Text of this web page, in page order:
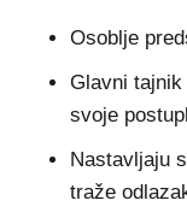
Osoblje
Glavni
svoje
Nastavljaju
traže